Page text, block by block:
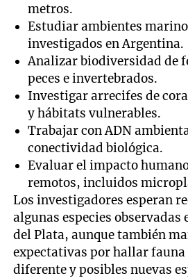
metros.
Estudiar ambientes
investigados en Argentina.
Analizar biodiversidad de
peces e invertebrados.
Investigar arrecifes de
y hábitats vulnerables.
Trabajar con ADN
conectividad biológica.
Evaluar el impacto
remotos, incluidos
Los investigadores esperan
algunas especies observadas
del Plata, aunque también
expectativas por hallar
diferente y posibles nuevas